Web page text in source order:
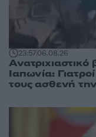
23:5706.08.26
Ιαπωνία:
τους ασθενή